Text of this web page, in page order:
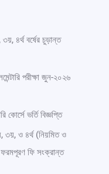
৪র্থ বর্ষের চুড়ান্ত
পরীক্ষা জুন-২০২৬
কোর্সে ভর্তি বিজ্ঞপ্তি
৩য়, ও ৪র্থ (নিয়মিত ও
ফরমপূরণ ফি সংক্রান্ত